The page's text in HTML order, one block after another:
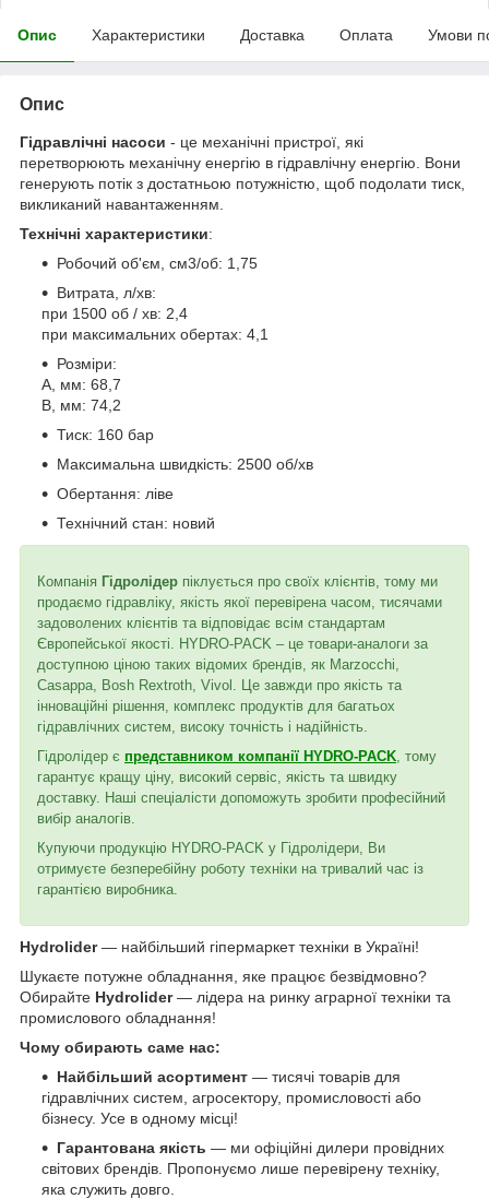
Опис Характеристики Доставка Оплата Умови
Опис
Гідравлічні насоси - це механічні пристрої, які
перетворюють механічну енергію в гідравлічну енергію. Вони
генерують потік з достатньою потужністю, щоб подолати тиск,
викликаний навантаженням.
Технічні характеристики:
Робочий об'єм, см3/об: 1,75
Витрата, л/хв:
при 1500 об / хв: 2,4
при максимальних обертах: 4,1
Розміри:
A, мм: 68,7
B, мм: 74,2
Тиск: 160 бар
Максимальна швидкість: 2500 об/хв
Обертання: ліве
Технічний стан: новий
Компанія Гідролідер піклується про своїх клієнтів, тому ми
продаємо гідравліку, якість якої перевірена часом, тисячами
задоволених клієнтів та відповідає всім стандартам
Європейської якості. HYDRO-PACK – це товари-аналоги за
доступною ціною таких відомих брендів, як Marzocchi,
Casappa, Bosh Rextroth, Vivol. Це завжди про якість та
інноваційні рішення, комплекс продуктів для багатьох
гідравлічних систем, високу точність і надійність.
Гідролідер є представником компанії HYDRO-PACK , тому
гарантує кращу ціну, високий сервіс, якість та швидку
доставку. Наші спеціалісти допоможуть зробити професійний
вибір аналогів.
Купуючи продукцію HYDRO-PACK у Гідролідери, Ви
отримуєте безперебійну роботу техніки на тривалий час із
гарантією виробника.
Hydrolider— найбільший гіпермаркет техніки в Україні!
Шукаєте потужне обладнання, яке працює безвідмовно?
Обирайте Hydrolider— лідера на ринку аграрної техніки та
промислового обладнання!
Чому обирають саме нас:
Найбільший асортимент — тисячі товарів для
гідравлічних систем, агросектору, промисловості або
бізнесу. Усе в одному місці!
Гарантована якість — ми офіційні дилери провідних
світових брендів. Пропонуємо лише перевірену техніку,
яка служить довго.